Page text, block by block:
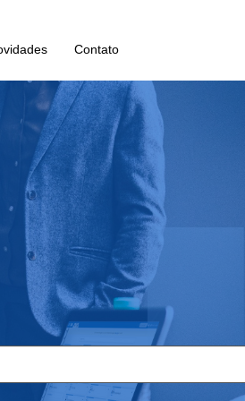
Contato